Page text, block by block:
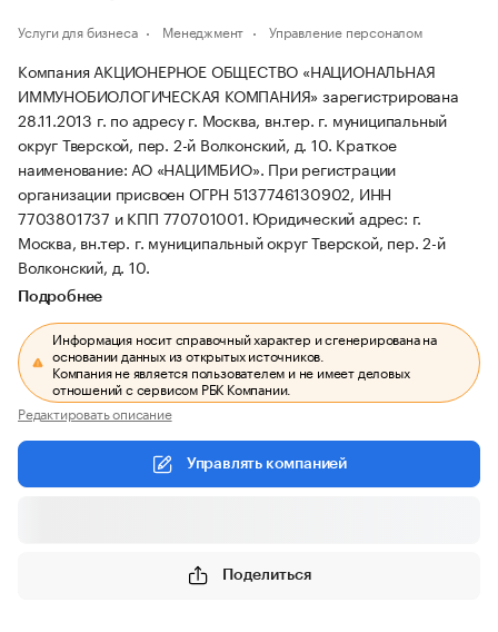
Услуги для бизнеса Менеджмент Управление персоналом
Компания АКЦИОНЕРНОЕ ОБЩЕСТВО «НАЦИОНАЛЬНАЯ
ИММУНОБИОЛОГИЧЕСКАЯ КОМПАНИЯ» зарегистрирована
28.11.2013 г. по адресу г. Москва, вн.тер. г. муниципальный
округ Тверской, пер. 2-й Волконский, д. 10. Краткое
наименование: АО «НАЦИМБИО». При регистрации
организации присвоен ОГРН 5137746130902, ИНН
7703801737 и КПП 770701001. Юридический адрес: г.
Москва, вн.тер. г. муниципальный округ Тверской, пер. 2-й
Волконский, д. 10.
Подробнее
Информация носит справочный характер и сгенерирована на
основании данных из открытых источников.
Компания не является пользователем и не имеет деловых
отношений с сервисом РБК Компании.
Редактировать описание
Управлять компанией
Поделиться